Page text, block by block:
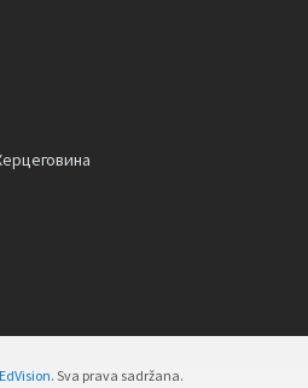
EdVision. Sva prava sadržana.